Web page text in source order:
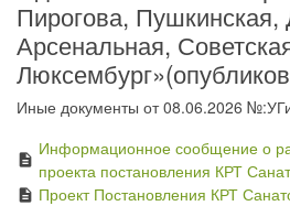
Пирогова,
Арсенальная,
Иные документы от 08.06.2026
description
Информационное сообщение о
проекта постановления КРТ
description Проект Постановления КРТ